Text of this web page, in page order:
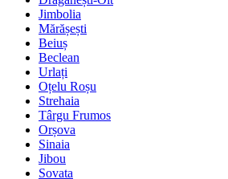
Jimbolia
Mărășești
Beiuș
Beclean
Urlați
Oțelu Roșu
Strehaia
Târgu Frumos
Orșova
Sinaia
Jibou
Sovata